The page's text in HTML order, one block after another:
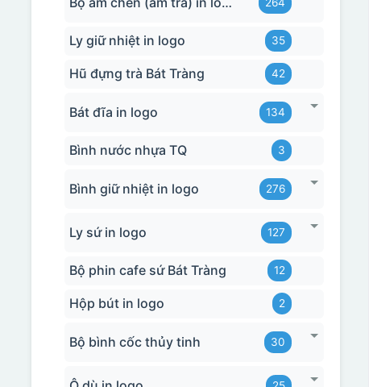
Ly giữ nhiệt in logo 35
Hũ đựng trà Bát Tràng 42
Bát đĩa in logo 134
Bình nước nhựa TQ 3
Bình giữ nhiệt in logo 276
Ly sứ in logo 127
Bộ phin cafe sứ Bát Tràng 12
Hộp bút in logo 2
Bộ bình cốc thủy tinh 30